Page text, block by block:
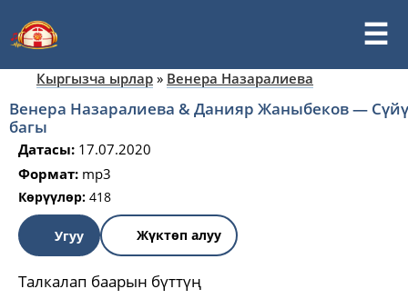
Кыргызча ырлар » Венера Назаралиева
Венера Назаралиева & Данияр Жаныбеков —
багы
Датасы: 17.07.2020
Формат: mp3
Көрүүлөр: 418
Угуу Жүктөп алуу
Талкалап баарын бүттүң